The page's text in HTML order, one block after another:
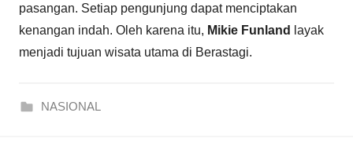
pasangan. Setiap pengunjung dapat menciptakan
kenangan indah. Oleh karena itu, Mikie Funland
layak
menjadi tujuan wisata utama di Berastagi.
NASIONAL